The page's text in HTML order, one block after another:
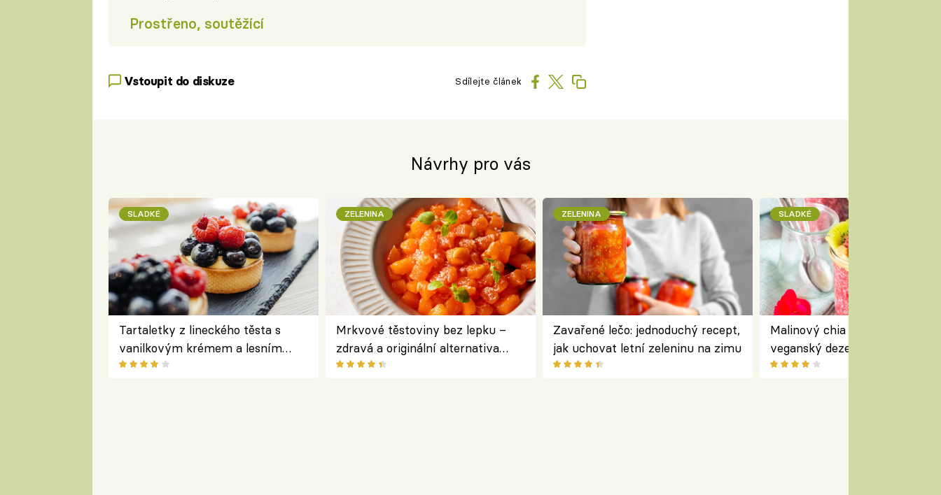
Prostřeno, soutěžící
Vstoupit do diskuze Sdílejte článek
Návrhy pro vás
SLADKÉ
Tartaletky z lineckého těsta s
vanilkovým krémem a lesním
ovocem podle Bread Society
ZELENINA
Mrkvové těstoviny bez lepku –
zdravá a originální alternativa
klasiky
ZELENINA
Zavařené lečo: jednoduchý recept,
jak uchovat letní zeleninu na zimu
SLADKÉ
Malinový chia pudink s
veganský dezert plný ovoce a
ořechů